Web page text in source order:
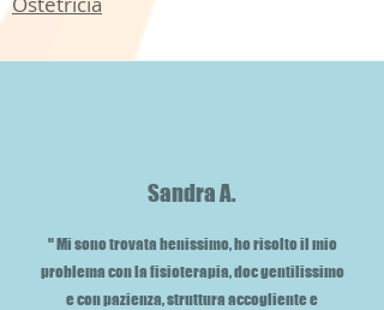
Sandra A.
" Mi sono trovata benissimo, ho risolto il mio
problema con la fisioterapia, doc gentilissimo
e con pazienza, struttura accogliente e